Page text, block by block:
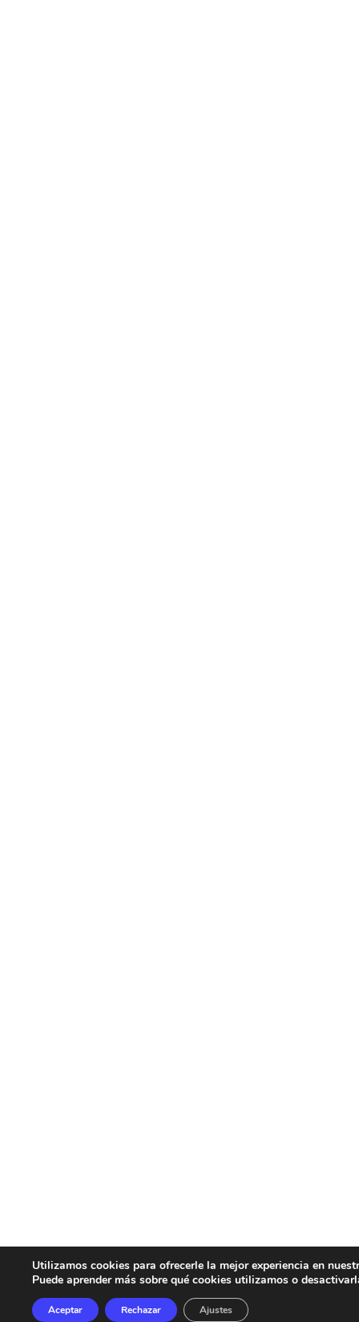
Utilizamos cookies para ofrecerle la mejor experiencia en
Puede aprender más sobre qué cookies utilizamos o
Aceptar Rechazar Ajustes